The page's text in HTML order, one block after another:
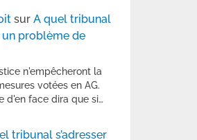
surA quel tribunal
un problème de
n'empêcheront la
votées en AG.
d'en face dira que si…
tribunal s’adresser